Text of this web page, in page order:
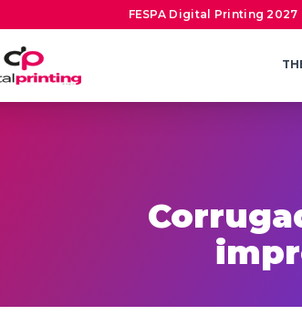
FESPA Digital Printing 2027